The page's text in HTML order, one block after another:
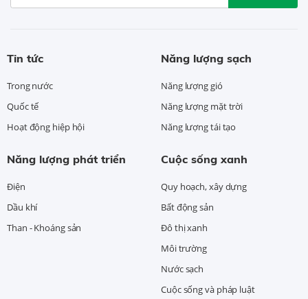
Tin tức
Trong nước
Quốc tế
Hoạt động hiệp hội
Năng lượng sạch
Năng lượng gió
Năng lượng mặt trời
Năng lượng tái tạo
Năng lượng phát triển
Điện
Dầu khí
Than - Khoáng sản
Cuộc sống xanh
Quy hoạch, xây dựng
Bất động sản
Đô thị xanh
Môi trường
Nước sạch
Cuộc sống và pháp luật